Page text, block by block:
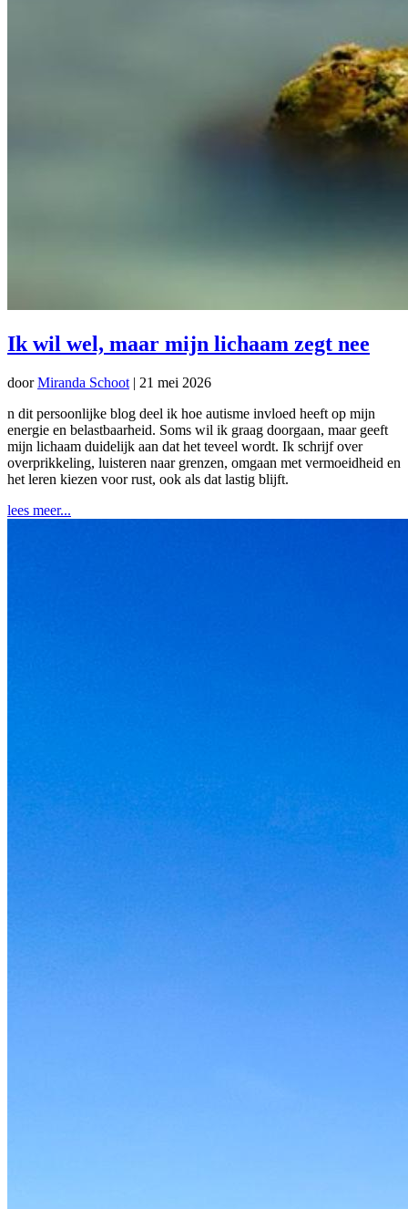
Ik wil wel, maar mijn lichaam zegt nee
doorMiranda Schoot | 21 mei 2026
n dit persoonlijke blog deel ik hoe autisme invloed heeft op mijn
energie en belastbaarheid. Soms wil ik graag doorgaan, maar geeft
mijn lichaam duidelijk aan dat het teveel wordt. Ik schrijf over
overprikkeling, luisteren naar grenzen, omgaan met vermoeidheid en
het leren kiezen voor rust, ook als dat lastig blijft.
lees meer...